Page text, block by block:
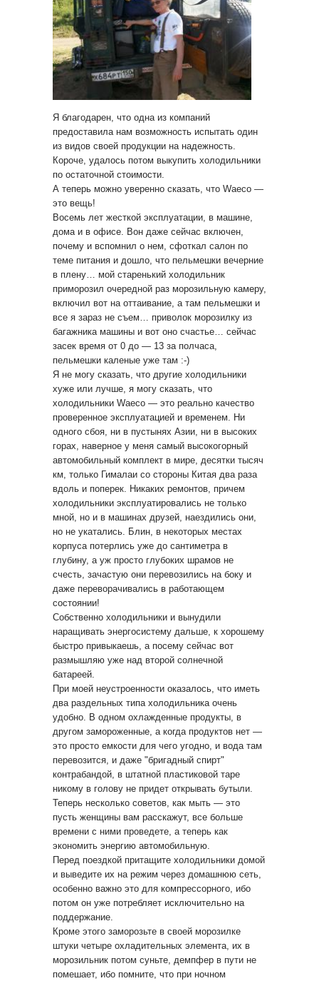
Я благодарен, что одна из компаний
предоставила нам возможность испытать один
из видов своей продукции на надежность.
Короче, удалось потом выкупить холодильники
по остаточной стоимости.
А теперь можно уверенно сказать, что Waeco —
это вещь!
Восемь лет жесткой эксплуатации, в машине,
дома и в офисе. Вон даже сейчас включен,
почему и вспомнил о нем, сфоткал салон по
теме питания и дошло, что пельмешки вечерние
в плену… мой старенький холодильник
приморозил очередной раз морозильную камеру,
включил вот на оттаивание, а там пельмешки и
все я зараз не съем… приволок морозилку из
багажника машины и вот оно счастье… сейчас
засек время от 0 до — 13 за полчаса,
пельмешки каленые уже там :-)
Я не могу сказать, что другие холодильники
хуже или лучше, я могу сказать, что
холодильники Waeco — это реально качество
проверенное эксплуатацией и временем. Ни
одного сбоя, ни в пустынях Азии, ни в высоких
горах, наверное у меня самый высокогорный
автомобильный комплект в мире, десятки тысяч
км, только Гималаи со стороны Китая два раза
вдоль и поперек. Никаких ремонтов, причем
холодильники эксплуатировались не только
мной, но и в машинах друзей, наездились они,
но не укатались. Блин, в некоторых местах
корпуса потерлись уже до сантиметра в
глубину, а уж просто глубоких шрамов не
счесть, зачастую они перевозились на боку и
даже переворачивались в работающем
состоянии!
Собственно холодильники и вынудили
наращивать энергосистему дальше, к хорошему
быстро привыкаешь, а посему сейчас вот
размышляю уже над второй солнечной
батареей.
При моей неустроенности оказалось, что иметь
два раздельных типа холодильника очень
удобно. В одном охлажденные продукты, в
другом замороженные, а когда продуктов нет —
это просто емкости для чего угодно, и вода там
перевозится, и даже "бригадный спирт"
контрабандой, в штатной пластиковой таре
никому в голову не придет открывать бутыли.
Теперь несколько советов, как мыть — это
пусть женщины вам расскажут, все больше
времени с ними проведете, а теперь как
экономить энергию автомобильную.
Перед поездкой притащите холодильники домой
и выведите их на режим через домашнюю сеть,
особенно важно это для компрессорного, ибо
потом он уже потребляет исключительно на
поддержание.
Кроме этого заморозьте в своей морозилке
штуки четыре охладительных элемента, их в
морозильник потом суньте, демпфер в пути не
помешает, ибо помните, что при ночном